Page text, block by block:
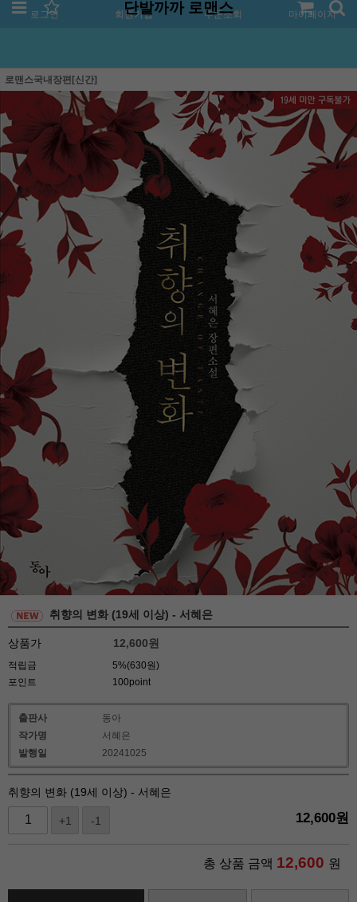
로그인 회원가입 주문조회 마이페이지
단발까까 로맨스
로맨스국내장편[신간]
취향의 변화 (19세 이상) - 서혜은
상품가 12,600원
적립금
5%(630원)
포인트
100point
출판사
동아
작가명
서혜은
발행일
20241025
취향의 변화 (19세 이상) - 서혜은
+1 -1 12,600원
총 상품 금액 12,600 원